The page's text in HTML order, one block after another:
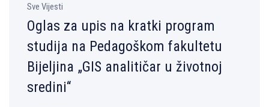
Sve Vijesti
Oglas za upis na kratki program
studija na Pedagoškom fakultetu
Bijeljina „GIS analitičar u životnoj
sredini“